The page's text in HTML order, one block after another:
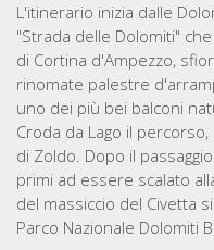
L'itinerario inizia dalle
"Strada delle Dolomiti"
di Cortina d'Ampezzo,
rinomate palestre
uno dei più bei balconi
Croda da Lago il
di Zoldo. Dopo il
primi ad essere scalato
del massiccio del Civetta
Parco Nazionale Dolomiti